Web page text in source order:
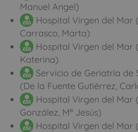
Manuel Angel)
Hospital Virgen del Mar
Carrasco, Marta)
Hospital Virgen del Mar
Katerina)
Servicio de Geriatría de
(De la Fuente Gutiérrez,
Hospital Virgen del Mar
González, Mª Jesús)
Hospital Virgen del Mar